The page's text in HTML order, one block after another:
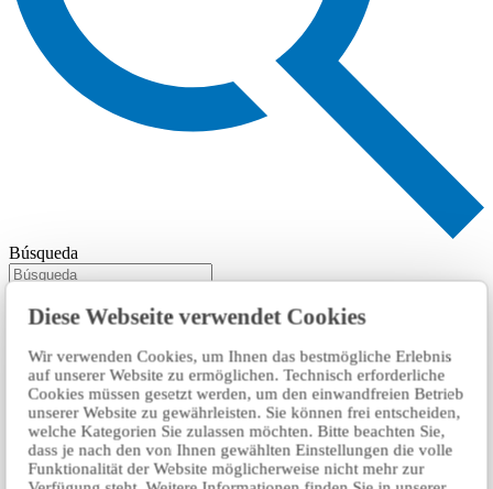
Diese Webseite verwendet Cookies
Wir verwenden Cookies, um Ihnen das bestmögliche Erlebnis
auf unserer Website zu ermöglichen. Technisch erforderliche
Cookies müssen gesetzt werden, um den einwandfreien Betrieb
unserer Website zu gewährleisten. Sie können frei entscheiden,
welche Kategorien Sie zulassen möchten. Bitte beachten Sie,
dass je nach den von Ihnen gewählten Einstellungen die volle
Funktionalität der Website möglicherweise nicht mehr zur
Búsqueda